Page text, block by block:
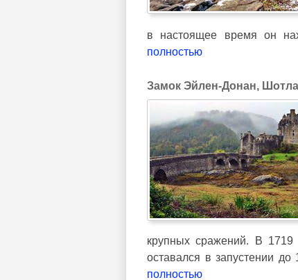
в настоящее время он
полностью
Замок Эйлен-Донан,
крупных сражений. В
оставался в запустении
полностью